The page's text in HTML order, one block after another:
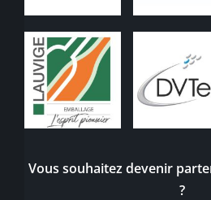
Vous souhaitez devenir
?